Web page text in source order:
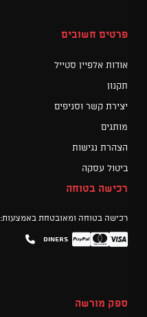
פרטים חשובים
אודות אלפיין סטייל
תקנון
יצירת קשר וסניפים
מותגים
הצהרת נגישות
ביטול עסקה
רכישה בטוחה
רכישה בטוחה ומאובטחת באמצעות:
Visa
Mastercard
PayPal
Diners
ספק מורשה